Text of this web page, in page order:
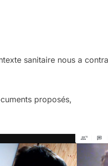
sanitaire nous a
proposés,